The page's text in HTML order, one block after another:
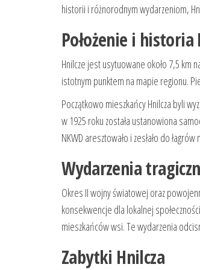
historii i różnorodnym wydarzeniom,
Położenie i historia
Hnilcze jest usytuowane około 7,5 km
istotnym punktem na mapie regionu.
Początkowo mieszkańcy Hnilcza byli
w 1925 roku została ustanowiona
NKWD aresztowało i zesłało do
Wydarzenia
Okres II wojny światowej oraz
konsekwencje dla lokalnej
mieszkańców wsi. Te wydarzenia
Zabytki Hnilcza